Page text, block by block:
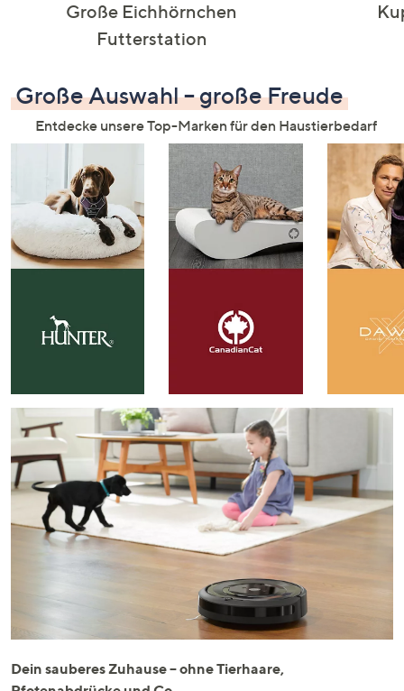
Große Eichhörnchen
Futterstation
Große Auswahl – große Freude
Entdecke unsere Top-Marken für den Haustierbedarf
Dein sauberes Zuhause – ohne Tierhaare,